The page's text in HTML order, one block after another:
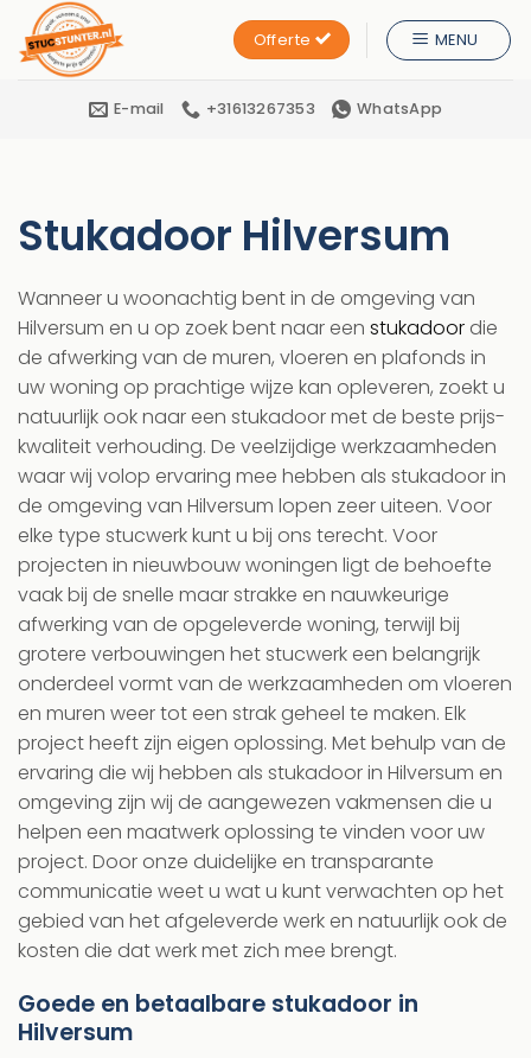
naar
inhoud
Offerte MENU
E-mail +31613267353 WhatsApp
Stukadoor Hilversum
Wanneer u woonachtig bent in de omgeving van
Hilversum en u op zoek bent naar een stukadoor die
de afwerking van de muren, vloeren en plafonds in
uw woning op prachtige wijze kan opleveren, zoekt u
natuurlijk ook naar een stukadoor met de beste prijs-
kwaliteit verhouding. De veelzijdige werkzaamheden
waar wij volop ervaring mee hebben als stukadoor in
de omgeving van Hilversum lopen zeer uiteen. Voor
elke type stucwerk kunt u bij ons terecht. Voor
projecten in nieuwbouw woningen ligt de behoefte
vaak bij de snelle maar strakke en nauwkeurige
afwerking van de opgeleverde woning, terwijl bij
grotere verbouwingen het stucwerk een belangrijk
onderdeel vormt van de werkzaamheden om vloeren
en muren weer tot een strak geheel te maken. Elk
project heeft zijn eigen oplossing. Met behulp van de
ervaring die wij hebben als stukadoor in Hilversum en
omgeving zijn wij de aangewezen vakmensen die u
helpen een maatwerk oplossing te vinden voor uw
project. Door onze duidelijke en transparante
communicatie weet u wat u kunt verwachten op het
gebied van het afgeleverde werk en natuurlijk ook de
kosten die dat werk met zich mee brengt.
Goede en betaalbare stukadoor in
Hilversum